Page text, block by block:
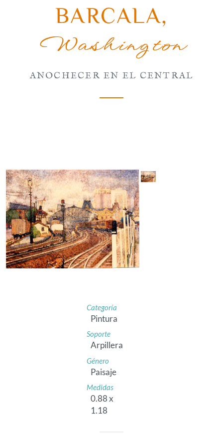
BARCALA,
Washington
ANOCHECER EN EL CENTRAL
Categoría
Pintura
Soporte
Arpillera
Género
Paisaje
Medidas
0.88 x
1.18